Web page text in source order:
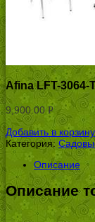
Afina LFT-3064-
9,900.00 Р
УБ.
Добавить в корзину
Категория:
Описание
Описание